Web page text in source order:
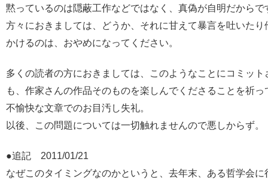
黙っているのは隠蔽工作などではなく、真偽が自明だからで
方々におきましては、どうか、それに甘えて暴言を吐いたり
かけるのは、おやめになってください。
多くの読者の方におきましては、このようなことにコミット
も、作家さんの作品そのものを楽しんでくださることを祈っ
不愉快な文章でのお目汚し失礼。
以後、この問題については一切触れませんので悪しからず。
●追記 2011/01/21
なぜこのタイミングなのかというと、去年末、ある哲学会に